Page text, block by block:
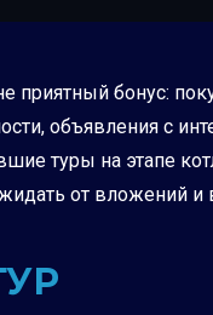
приятный бонус:
объявления с
туры на этапе
от вложений и